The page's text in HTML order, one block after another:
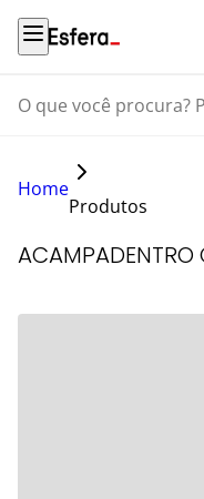
O que você procura?
Home
Produtos
ACAMPADENTRO